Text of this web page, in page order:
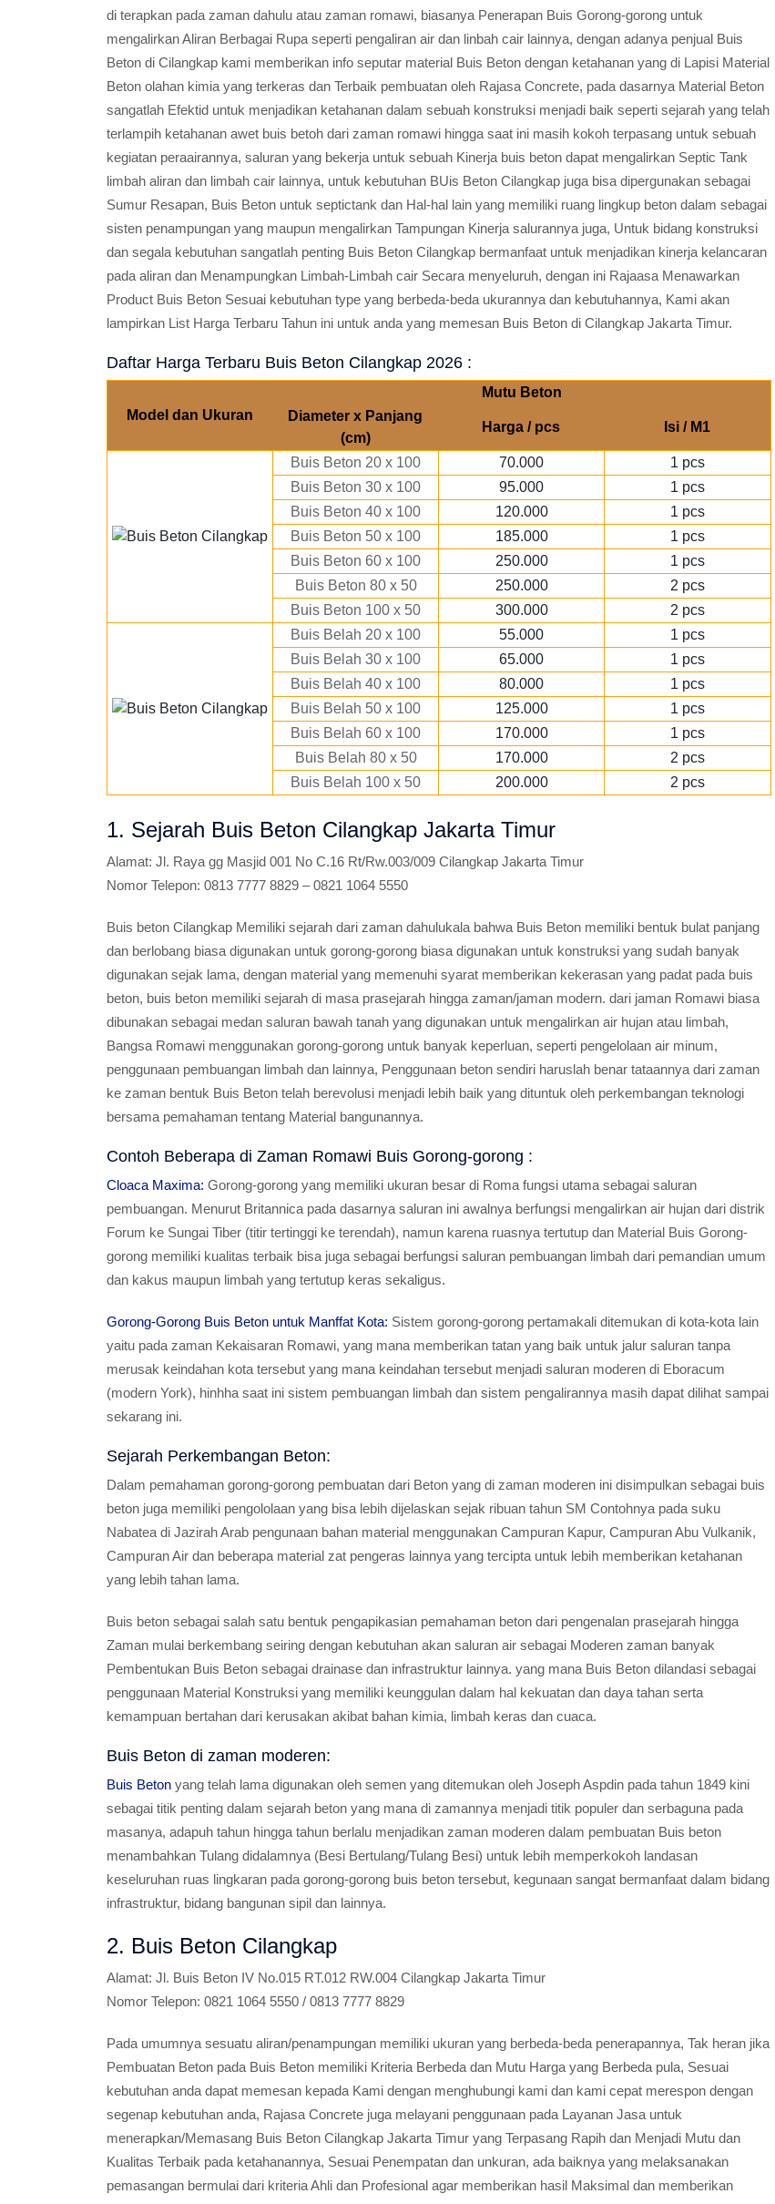
di terapkan pada zaman dahulu atau zaman romawi, biasanya Penerapan Buis Gorong-gorong untuk
mengalirkan Aliran Berbagai Rupa seperti pengaliran air dan linbah cair lainnya, dengan adanya penjual Buis
Beton di Cilangkap kami memberikan info seputar material Buis Beton dengan ketahanan yang di Lapisi Material
Beton olahan kimia yang terkeras dan Terbaik pembuatan oleh Rajasa Concrete, pada dasarnya Material Beton
sangatlah Efektid untuk menjadikan ketahanan dalam sebuah konstruksi menjadi baik seperti sejarah yang telah
terlampih ketahanan awet buis betoh dari zaman romawi hingga saat ini masih kokoh terpasang untuk sebuah
kegiatan peraairannya, saluran yang bekerja untuk sebuah Kinerja buis beton dapat mengalirkan Septic Tank
limbah aliran dan limbah cair lainnya, untuk kebutuhan BUis Beton Cilangkap juga bisa dipergunakan sebagai
Sumur Resapan, Buis Beton untuk septictank dan Hal-hal lain yang memiliki ruang lingkup beton dalam sebagai
sisten penampungan yang maupun mengalirkan Tampungan Kinerja salurannya juga, Untuk bidang konstruksi
dan segala kebutuhan sangatlah penting Buis Beton Cilangkap bermanfaat untuk menjadikan kinerja kelancaran
pada aliran dan Menampungkan Limbah-Limbah cair Secara menyeluruh, dengan ini Rajaasa Menawarkan
Product Buis Beton Sesuai kebutuhan type yang berbeda-beda ukurannya dan kebutuhannya, Kami akan
lampirkan List Harga Terbaru Tahun ini untuk anda yang memesan Buis Beton di Cilangkap Jakarta Timur.
Daftar Harga Terbaru Buis Beton Cilangkap 2026 :
Model dan Ukuran
Mutu Beton
Diameter x Panjang
(cm)
Harga / pcs Isi / M1
Buis Beton 20 x 100 70.000
1 pcs
Buis Beton 30 x 100
95.000
1 pcs
Buis Beton 40 x 100
120.000
1 pcs
Buis Beton 50 x 100
185.000
1 pcs
Buis Beton 60 x 100
250.000
1 pcs
Buis Beton 80 x 50
250.000
2 pcs
Buis Beton 100 x 50
300.000
2 pcs
Buis Belah 20 x 100
55.000
1 pcs
Buis Belah 30 x 100
65.000
1 pcs
Buis Belah 40 x 100
80.000
1 pcs
Buis Belah 50 x 100
125.000
1 pcs
Buis Belah 60 x 100
170.000
1 pcs
Buis Belah 80 x 50
170.000
2 pcs
Buis Belah 100 x 50
200.000 2 pcs
1. Sejarah Buis Beton Cilangkap Jakarta Timur
Alamat: Jl. Raya gg Masjid 001 No C.16 Rt/Rw.003/009 Cilangkap Jakarta Timur
Nomor Telepon: 0813 7777 8829 – 0821 1064 5550
Buis beton Cilangkap Memiliki sejarah dari zaman dahulukala bahwa Buis Beton memiliki bentuk bulat panjang
dan berlobang biasa digunakan untuk gorong-gorong biasa digunakan untuk konstruksi yang sudah banyak
digunakan sejak lama, dengan material yang memenuhi syarat memberikan kekerasan yang padat pada buis
beton, buis beton memiliki sejarah di masa prasejarah hingga zaman/jaman modern. dari jaman Romawi biasa
dibunakan sebagai medan saluran bawah tanah yang digunakan untuk mengalirkan air hujan atau limbah,
Bangsa Romawi menggunakan gorong-gorong untuk banyak keperluan, seperti pengelolaan air minum,
penggunaan pembuangan limbah dan lainnya, Penggunaan beton sendiri haruslah benar tataannya dari zaman
ke zaman bentuk Buis Beton telah berevolusi menjadi lebih baik yang dituntuk oleh perkembangan teknologi
bersama pemahaman tentang Material bangunannya.
Contoh Beberapa di Zaman Romawi Buis Gorong-gorong :
Cloaca Maxima: Gorong-gorong yang memiliki ukuran besar di Roma fungsi utama sebagai saluran
pembuangan. Menurut Britannica pada dasarnya saluran ini awalnya berfungsi mengalirkan air hujan dari distrik
Forum ke Sungai Tiber (titir tertinggi ke terendah), namun karena ruasnya tertutup dan Material Buis Gorong-
gorong memiliki kualitas terbaik bisa juga sebagai berfungsi saluran pembuangan limbah dari pemandian umum
dan kakus maupun limbah yang tertutup keras sekaligus.
Gorong-Gorong Buis Beton untuk Manffat Kota: Sistem gorong-gorong pertamakali ditemukan di kota-kota lain
yaitu pada zaman Kekaisaran Romawi, yang mana memberikan tatan yang baik untuk jalur saluran tanpa
merusak keindahan kota tersebut yang mana keindahan tersebut menjadi saluran moderen di Eboracum
(modern York), hinhha saat ini sistem pembuangan limbah dan sistem pengalirannya masih dapat dilihat sampai
sekarang ini.
Sejarah Perkembangan Beton:
Dalam pemahaman gorong-gorong pembuatan dari Beton yang di zaman moderen ini disimpulkan sebagai buis
beton juga memiliki pengololaan yang bisa lebih dijelaskan sejak ribuan tahun SM Contohnya pada suku
Nabatea di Jazirah Arab pengunaan bahan material menggunakan Campuran Kapur, Campuran Abu Vulkanik,
Campuran Air dan beberapa material zat pengeras lainnya yang tercipta untuk lebih memberikan ketahanan
yang lebih tahan lama.
Buis beton sebagai salah satu bentuk pengapikasian pemahaman beton dari pengenalan prasejarah hingga
Zaman mulai berkembang seiring dengan kebutuhan akan saluran air sebagai Moderen zaman banyak
Pembentukan Buis Beton sebagai drainase dan infrastruktur lainnya. yang mana Buis Beton dilandasi sebagai
penggunaan Material Konstruksi yang memiliki keunggulan dalam hal kekuatan dan daya tahan serta
kemampuan bertahan dari kerusakan akibat bahan kimia, limbah keras dan cuaca.
Buis Beton di zaman moderen:
Buis Beton yang telah lama digunakan oleh semen yang ditemukan oleh Joseph Aspdin pada tahun 1849 kini
sebagai titik penting dalam sejarah beton yang mana di zamannya menjadi titik populer dan serbaguna pada
masanya, adapuh tahun hingga tahun berlalu menjadikan zaman moderen dalam pembuatan Buis beton
menambahkan Tulang didalamnya (Besi Bertulang/Tulang Besi) untuk lebih memperkokoh landasan
keseluruhan ruas lingkaran pada gorong-gorong buis beton tersebut, kegunaan sangat bermanfaat dalam bidang
infrastruktur, bidang bangunan sipil dan lainnya.
2. Buis Beton Cilangkap
Alamat: Jl. Buis Beton IV No.015 RT.012 RW.004 Cilangkap Jakarta Timur
Nomor Telepon: 0821 1064 5550 / 0813 7777 8829
Pada umumnya sesuatu aliran/penampungan memiliki ukuran yang berbeda-beda penerapannya, Tak heran jika
Pembuatan Beton pada Buis Beton memiliki Kriteria Berbeda dan Mutu Harga yang Berbeda pula, Sesuai
kebutuhan anda dapat memesan kepada Kami dengan menghubungi kami dan kami cepat merespon dengan
segenap kebutuhan anda, Rajasa Concrete juga melayani penggunaan pada Layanan Jasa untuk
menerapkan/Memasang Buis Beton Cilangkap Jakarta Timur yang Terpasang Rapih dan Menjadi Mutu dan
Kualitas Terbaik pada ketahanannya, Sesuai Penempatan dan unkuran, ada baiknya yang melaksanakan
pemasangan bermulai dari kriteria Ahli dan Profesional agar memberikan hasil Maksimal dan memberikan